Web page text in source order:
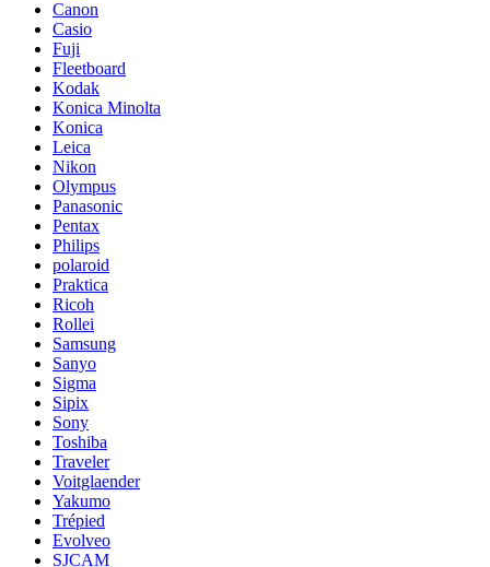
Canon
Casio
Fuji
Fleetboard
Kodak
Konica Minolta
Konica
Leica
Nikon
Olympus
Panasonic
Pentax
Philips
polaroid
Praktica
Ricoh
Rollei
Samsung
Sanyo
Sigma
Sipix
Sony
Toshiba
Traveler
Voitglaender
Yakumo
Trépied
Evolveo
SJCAM